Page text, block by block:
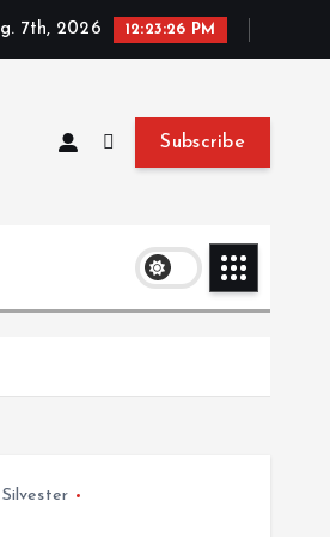
7th, 2026 12:23:27 PM
Subscribe
Silvester